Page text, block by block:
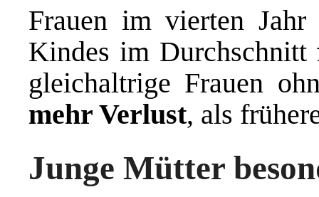
Frauen im vierten
Kindes im Durchschnitt
gleichaltrige Frauen
mehr Verlust, als
Junge Mütter